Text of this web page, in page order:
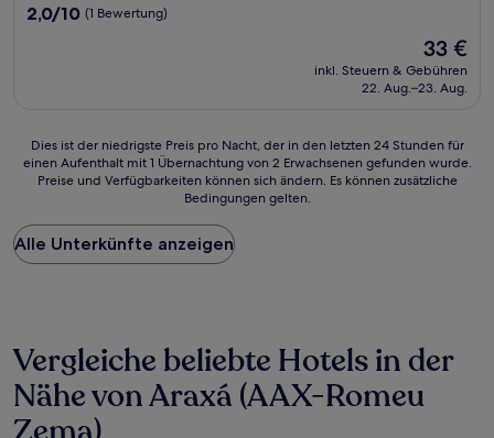
2.0
2,0/10 (1 Bewertung)
Der
Preis
beträgt
33 €
inkl. Steuern & Gebühren
22. Aug.–23. Aug.
Dies
ist
Preis
pro
Nacht,
24 Stunden
für
einen
Aufenthalt
Dies ist der niedrigste Preis pro Nacht, der in den letzten 24 Stunden für
einen Aufenthalt mit 1 Übernachtung von 2 Erwachsenen gefunden wurde.
Preise und Verfügbarkeiten können sich ändern. Es können zusätzliche
Bedingungen gelten.
Alle Unterkünfte anzeigen
Vergleiche beliebte Hotels in der
Nähe von Araxá (AAX-Romeu